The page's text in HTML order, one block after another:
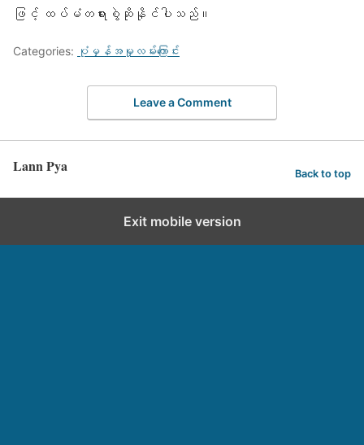
ဖြင့် ထပ်မံတရားစွဲဆိုနိုင်ပါသည်။
Categories: ပုံမှန်အမှုလမ်းကြောင်း
Leave a Comment
Lann Pya Back to top
Exit mobile version